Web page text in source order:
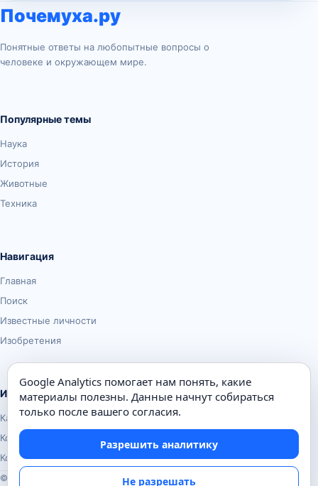
Почемуха.ру
Понятные ответы на любопытные вопросы о
человеке и окружающем мире.
Популярные темы
Наука
История
Животные
Техника
Навигация
Главная
Поиск
Известные личности
Изобретения
Информация
Карта сайта
Контакты
Конфиденциальность
© Почемуха.ру, 2010–2026
Google Analytics помогает нам понять, какие
материалы полезны. Данные начнут собираться
только после вашего согласия.
Разрешить аналитику
Не разрешать